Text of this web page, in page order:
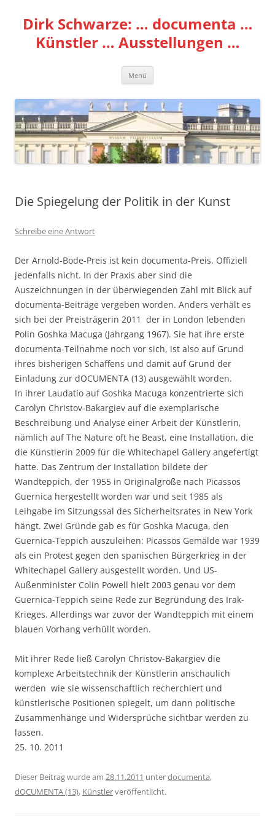
springen
Dirk Schwarze: … documenta …
Künstler … Ausstellungen …
Menü
Die Spiegelung der Politik in der Kunst
Schreibe eine Antwort
Der Arnold-Bode-Preis ist kein documenta-Preis. Offiziell
jedenfalls nicht. In der Praxis aber sind die
Auszeichnungen in der überwiegenden Zahl mit Blick auf
documenta-Beiträge vergeben worden. Anders verhält es
sich bei der Preisträgerin 2011  der in London lebenden
Polin Goshka Macuga (Jahrgang 1967). Sie hat ihre erste
documenta-Teilnahme noch vor sich, ist also auf Grund
ihres bisherigen Schaffens und damit auf Grund der
Einladung zur dOCUMENTA (13) ausgewählt worden.
In ihrer Laudatio auf Goshka Macuga konzentrierte sich
Carolyn Christov-Bakargiev auf die exemplarische
Beschreibung und Analyse einer Arbeit der Künstlerin,
nämlich auf The Nature oft he Beast, eine Installation, die
die Künstlerin 2009 für die Whitechapel Gallery angefertigt
hatte. Das Zentrum der Installation bildete der
Wandteppich, der 1955 in Originalgröße nach Picassos
Guernica hergestellt worden war und seit 1985 als
Leihgabe im Sitzungssal des Sicherheitsrates in New York
hängt. Zwei Gründe gab es für Goshka Macuga, den
Guernica-Teppich auszuleihen: Picassos Gemälde war 1939
als ein Protest gegen den spanischen Bürgerkrieg in der
Whitechapel Gallery ausgestellt worden. Und US-
Außenminister Colin Powell hielt 2003 genau vor dem
Guernica-Teppich seine Rede zur Begründung des Irak-
Krieges. Allerdings war zuvor der Wandteppich mit einem
blauen Vorhang verhüllt worden.
Mit ihrer Rede ließ Carolyn Christov-Bakargiev die
komplexe Arbeitstechnik der Künstlerin anschaulich
werden  wie sie wissenschaftlich recherchiert und
künstlerische Positionen spiegelt, um dann politische
Zusammenhänge und Widersprüche sichtbar werden zu
lassen.
25. 10. 2011
Dieser Beitrag wurde am 28.11.2011 unterdocumenta,
dOCUMENTA (13), Künstlerveröffentlicht.